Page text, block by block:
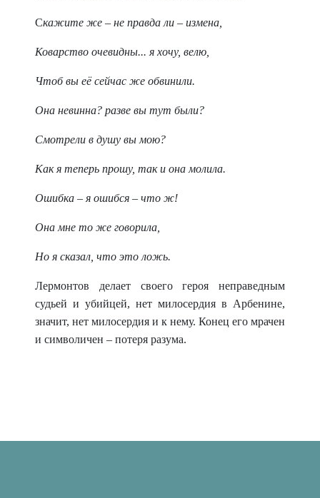
Скажите же – не правда ли – измена,
Коварство очевидны... я хочу, велю,
Чтоб вы её сейчас же обвинили.
Она невинна? разве вы тут были?
Смотрели в душу вы мою?
Как я теперь прошу, так и она молила.
Ошибка – я ошибся – что ж!
Она мне то же говорила,
Но я сказал, что это ложь.
Лермонтов делает своего героя неправедным
судьей и убийцей, нет милосердия в Арбенине,
значит, нет милосердия и к нему. Конец его мрачен
и символичен – потеря разума.